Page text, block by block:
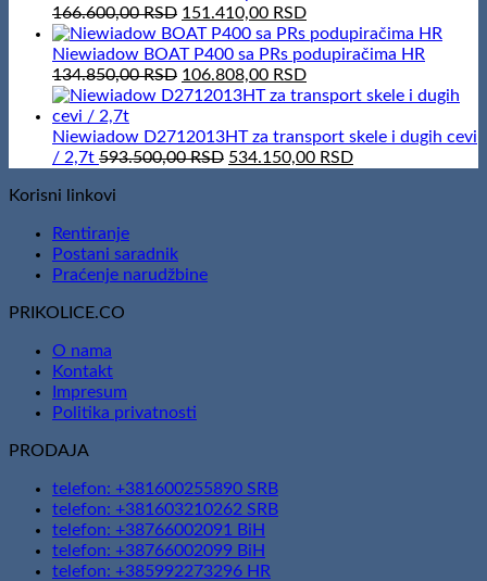
100,00 RSD.50,00 RSD.
166.600,00RSD Original
price
was:
166.600,00 RSD.
151.410,00 RSDCurrent
price
is:
151.410,00 RSD.
Niewiadow BOAT P400 sa PRs podupiračima HR
134.850,00RSD Original
price
134.850,00 RSD.
106.808,00 RSDCurrent
price
106.808,00 RSD.
Niewiadow D2712013HT za transport skele i dugih cevi
/ 2,7t 593.500,00RSD Original
534.150,00 RSDCurrent
Korisni linkovi
Rentiranje
Postani saradnik
Praćenje narudžbine
PRIKOLICE.CO
O nama
Kontakt
Impresum
Politika privatnosti
PRODAJA
telefon: +381600255890 SRB
telefon: +381603210262 SRB
telefon: +38766002091 BiH
telefon: +38766002099 BiH
telefon: +385992273296 HR